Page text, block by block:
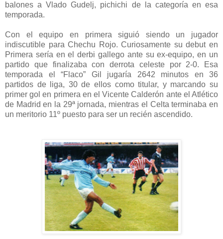
balones a Vlado Gudelj, pichichi de la categoría en esa
temporada.
Con el equipo en primera siguió siendo un jugador
indiscutible para Chechu Rojo.Curiosamente su debut en
Primera sería en el derbi gallego ante su ex-equipo, en un
partido que finalizaba con derrota celeste por 2-0.
Esa
temporada el “Flaco” Gil jugaría 2642 minutos en 36
partidos de liga, 30 de ellos como titular, y marcando su
primer gol en primera en el Vicente Calderón ante el Atlético
de Madrid en la 29ª jornada, mientras el Celta terminaba en
un meritorio 11º puesto para ser un recién ascendido.